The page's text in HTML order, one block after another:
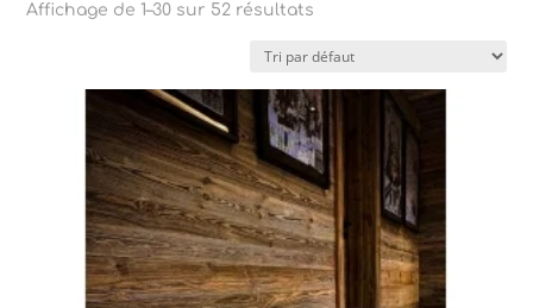
Affichage de 1–30 sur 52 résultats